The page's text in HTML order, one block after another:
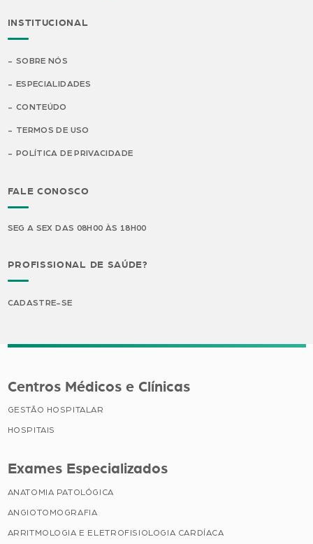
INSTITUCIONAL
SOBRE NÓS
ESPECIALIDADES
CONTEÚDO
TERMOS DE USO
POLÍTICA DE PRIVACIDADE
FALE CONOSCO
SEG A SEX DAS 08H00 ÀS 18H00
PROFISSIONAL DE SAÚDE?
CADASTRE-SE
Centros Médicos e Clínicas
GESTÃO HOSPITALAR
HOSPITAIS
Exames Especializados
ANATOMIA PATOLÓGICA
ANGIOTOMOGRAFIA
ARRITMOLOGIA E ELETROFISIOLOGIA CARDÍACA